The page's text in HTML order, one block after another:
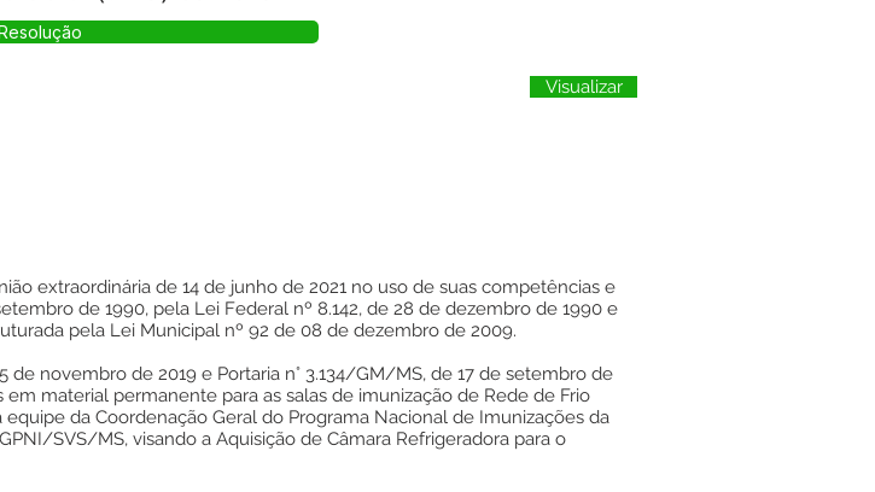
Visualizar
extraordinária de 14 de junho de 2021 no uso de suas competências e
de 1990, pela Lei Federal nº 8.142, de 28 de dezembro de 1990 e
pela Lei Municipal nº 92 de 08 de dezembro de 2009.
de novembro de 2019 e Portaria n° 3.134/GM/MS, de 17 de setembro de
material permanente para as salas de imunização de Rede de Frio
da Coordenação Geral do Programa Nacional de Imunizações da
SVS/MS, visando a Aquisição de Câmara Refrigeradora para o